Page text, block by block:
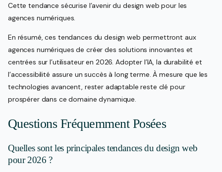
Cette tendance sécurise l’avenir du design web pour les
agences numériques.
En résumé, ces tendances du design web permettront aux
agences numériques de créer des solutions innovantes et
centrées sur l’utilisateur en 2026. Adopter l’IA, la durabilité et
l’accessibilité assure un succès à long terme. À mesure que les
technologies avancent, rester adaptable reste clé pour
prospérer dans ce domaine dynamique.
Questions Fréquemment Posées
Quelles sont les principales tendances du design web
pour 2026 ?